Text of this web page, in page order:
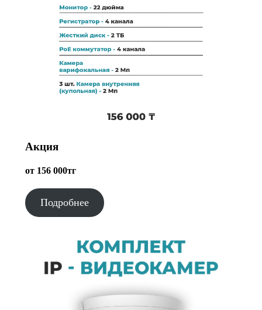
Акция
от 156 000тг
Подробнее